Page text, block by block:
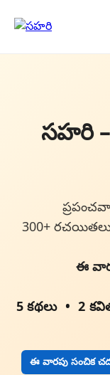
సహరి –
300+
ఈ
5 కథలు
2
ఈ వారపు సంచిక